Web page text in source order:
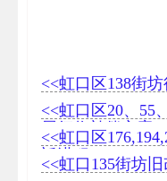
<<虹口区138街
<<虹口区20、55
屋征收补偿方案
<<虹口区
迁进程
<<虹口135街坊